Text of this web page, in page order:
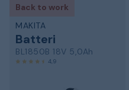
Back to work
MAKITA
Batteri
BL1850B 18V 5,0Ah
4,9